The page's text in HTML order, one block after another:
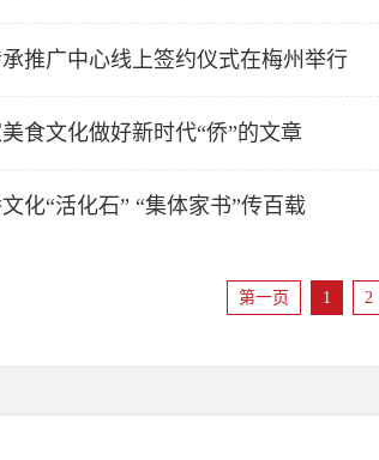
推广中心线上签约仪式在梅州举行
食文化做好新时代“侨”的文章
化“活化石” “集体家书”传百载
第一页 1 2